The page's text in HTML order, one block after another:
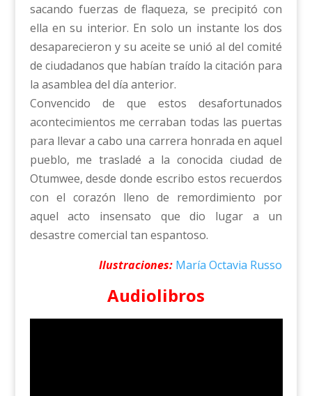
sacando fuerzas de flaqueza, se precipitó con
ella en su interior. En solo un instante los dos
desaparecieron y su aceite se unió al del comité
de ciudadanos que habían traído la citación para
la asamblea del día anterior.
Convencido de que estos desafortunados
acontecimientos me cerraban todas las puertas
para llevar a cabo una carrera honrada en aquel
pueblo, me trasladé a la conocida ciudad de
Otumwee, desde donde escribo estos recuerdos
con el corazón lleno de remordimiento por
aquel acto insensato que dio lugar a un
desastre comercial tan espantoso.
Ilustraciones: María Octavia Russo
Audiolibros